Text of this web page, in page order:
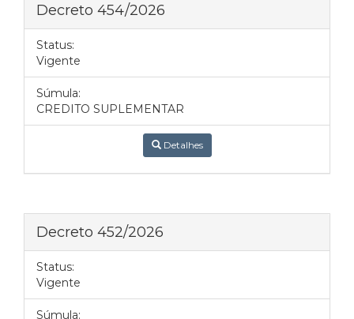
Decreto 454/2026
Status:
Vigente
Súmula:
CREDITO SUPLEMENTAR
Detalhes
Decreto 452/2026
Status:
Vigente
Súmula: